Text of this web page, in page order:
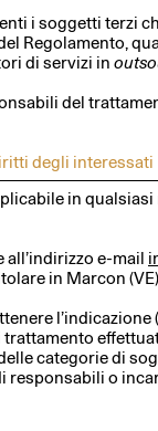
i soggetti terzi
Regolamento,
di servizi in
del
degli interessati
in
e-mail
in Marcon
categorie di
responsabili o